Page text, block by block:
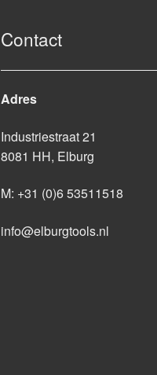
Contact
Adres
Industriestraat 21
8081 HH, Elburg
M: +31 (0)6 53511518
info@elburgtools.nl